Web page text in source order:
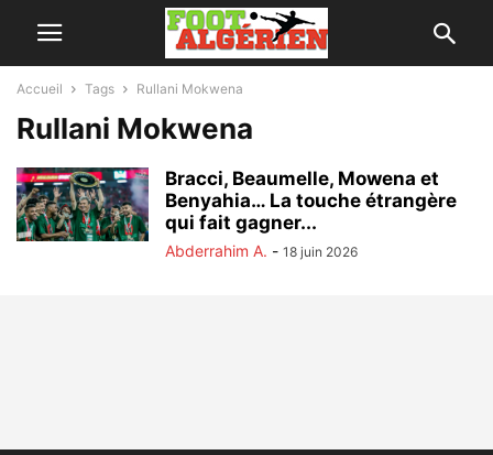
Accueil Tags Rullani Mokwena
Rullani Mokwena
Bracci, Beaumelle, Mowena et
Benyahia… La touche étrangère
qui fait gagner...
Abderrahim A. - 18 juin 2026